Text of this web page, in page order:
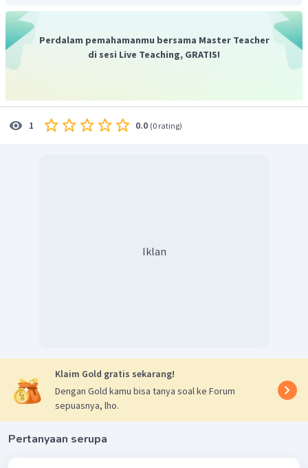
Sehingga luas gabungan:
Dengan demikian luas daerah yang diwarnai adalah
.
Perdalam pemahamanmu bersama Master Teacher
di sesi Live Teaching, GRATIS!
1 0.0 (0 rating)
Iklan
Klaim Gold gratis sekarang!
Dengan Gold kamu bisa tanya soal ke Forum
sepuasnya, lho.
Pertanyaan serupa